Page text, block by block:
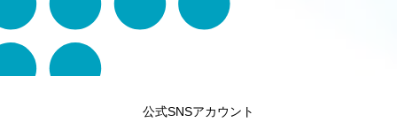
公式SNSアカウント